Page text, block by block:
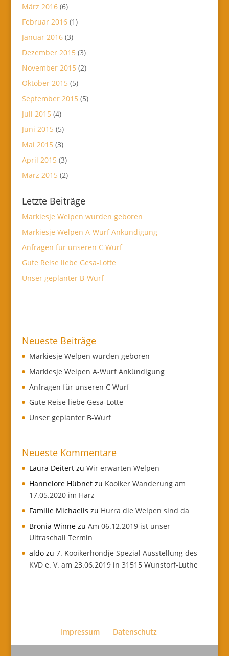
März 2016(6)
Februar 2016(1)
Januar 2016(3)
Dezember 2015 (3)
November 2015 (2)
Oktober 2015 (5)
September 2015 (5)
Juli 2015 (4)
Juni 2015 (5)
Mai 2015 (3)
April 2015 (3)
März 2015 (2)
Letzte Beiträge
Markiesje Welpen wurden geboren
Markiesje Welpen A-Wurf Ankündigung
Anfragen für unseren C Wurf
Gute Reise liebe Gesa-Lotte
Unser geplanter B-Wurf
Neueste Beiträge
Markiesje Welpen wurden geboren
Markiesje Welpen A-Wurf Ankündigung
Anfragen für unseren C Wurf
Gute Reise liebe Gesa-Lotte
Unser geplanter B-Wurf
Neueste Kommentare
Laura Deitertzu Wir erwarten Welpen
Hannelore Hübnetzu Kooiker Wanderung am
17.05.2020 im Harz
Familie Michaelis zu Hurra die Welpen sind da
Bronia Winnezu Am 06.12.2019 ist unser
Ultraschall Termin
aldozu 7. Kooikerhondje Spezial Ausstellung des
KVD e. V. am 23.06.2019 in 31515 Wunstorf-Luthe
Impressum Datenschutz